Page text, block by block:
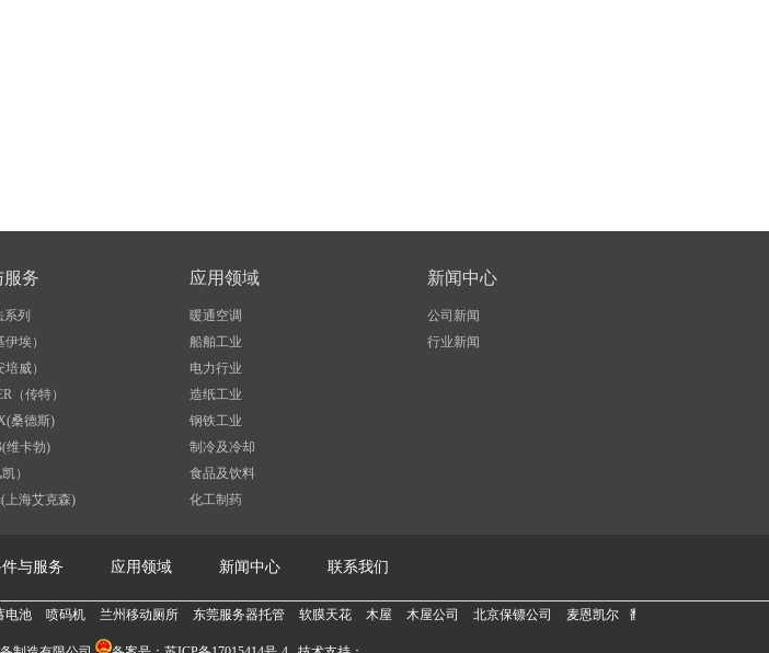
服务
列
埃）
威）
（传特）
桑德斯)
维卡勃)
）
上海艾克森)
应用领域
暖通空调
船舶工业
电力行业
造纸工业
钢铁工业
制冷及冷却
食品及饮料
化工制药
新闻中心
公司新闻
行业新闻
与服务 应用领域 新闻中心 联系我们
兰州移动厕所 东莞服务器托管 软膜天花 木屋 木屋公司 北京保镖公司 麦恩凯尔 翻译公司 三缸活塞泵